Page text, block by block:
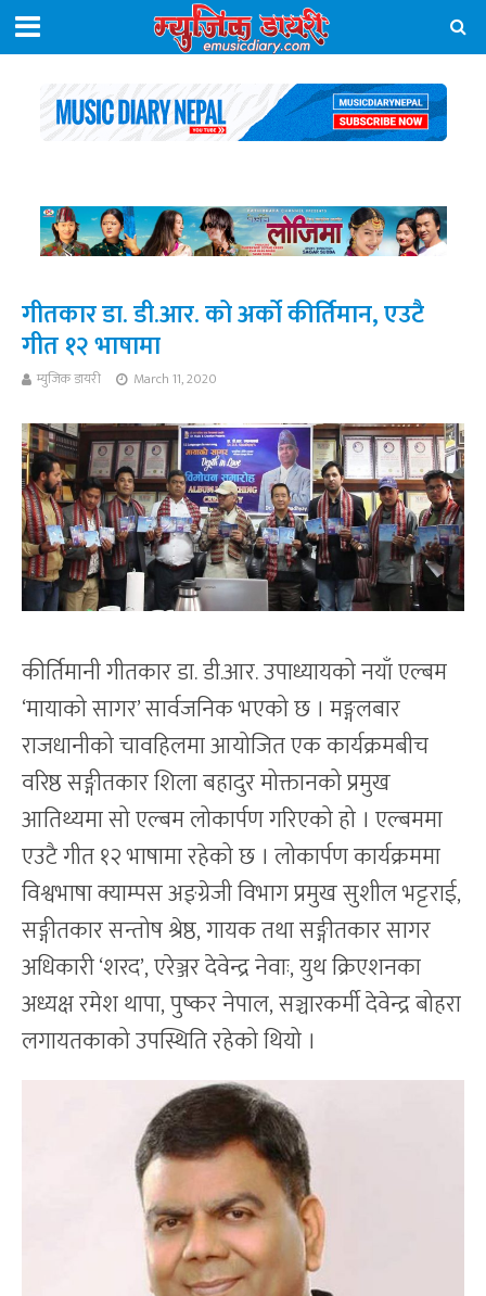
गीतकार डा. डी.आर. को अर्को कीर्तिमान, एउटै
गीत १२ भाषामा
म्युजिक डायरी March 11, 2020
कीर्तिमानी गीतकार डा. डी.आर. उपाध्यायको नयाँ एल्बम
‘मायाको सागर’ सार्वजनिक भएको छ । मङ्गलबार
राजधानीको चावहिलमा आयोजित एक कार्यक्रमबीच
वरिष्ठ सङ्गीतकार शिला बहादुर मोक्तानको प्रमुख
आतिथ्यमा सो एल्बम लोकार्पण गरिएको हो । एल्बममा
एउटै गीत १२ भाषामा रहेको छ । लोकार्पण कार्यक्रममा
विश्वभाषा क्याम्पस अङ्ग्रेजी विभाग प्रमुख सुशील भट्टराई,
सङ्गीतकार सन्तोष श्रेष्ठ, गायक तथा सङ्गीतकार सागर
अधिकारी ‘शरद’, एरेञ्जर देवेन्द्र नेवाः, युथ क्रिएशनका
अध्यक्ष रमेश थापा, पुष्कर नेपाल, सञ्चारकर्मी देवेन्द्र बोहरा
लगायतकाको उपस्थिति रहेको थियो ।